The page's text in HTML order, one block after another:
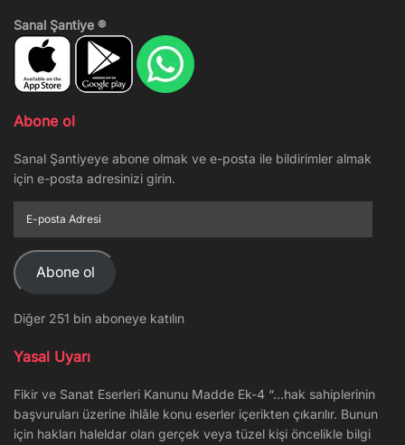
Sanal Şantiye ®
Abone ol
Sanal Şantiyeye abone olmak ve e-posta ile bildirimler almak
için e-posta adresinizi girin.
posta
Adresi
Abone ol
Diğer 251 bin aboneye katılın
Yasal Uyarı
Fikir ve Sanat Eserleri Kanunu Madde Ek-4 “…hak sahiplerinin
başvuruları üzerine ihlâle konu eserler içerikten çıkarılır. Bunun
için hakları haleldar olan gerçek veya tüzel kişi öncelikle bilgi